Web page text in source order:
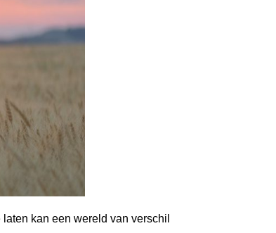
kan een wereld van verschil